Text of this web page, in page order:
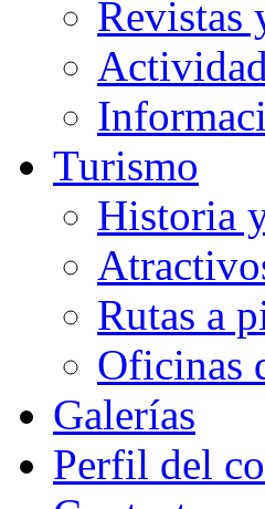
Revistas
Turismo
Historia
Rutas a
Oficinas
Galerías
Perfil del